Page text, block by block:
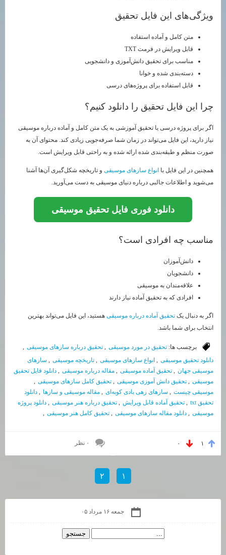
ویژگی‌های این فایل تحقیق
متن کامل و آماده استفاده
قابل ویرایش در فرمت TXT
مناسب برای تحقیق دانش‌آموزی و دانشجویی
دسته‌بندی شده و خوانا
قابل استفاده برای پروژه‌های درسی
چرا این فایل تحقیق را دانلود کنیم؟
اگر برای پروژه درسی یا تحقیق آموزشی به یک متن کامل و آماده درباره موسیقی
نیاز دارید، این فایل می‌تواند در زمان شما صرفه‌جویی زیادی کند. محتوای آن به
صورت منظم و طبقه‌بندی شده ارائه شده و به راحتی قابل ویرایش است.
همچنین در این فایل با انواع سازهای موسیقی و تاریخچه شکل‌گیری آن‌ها آشنا
می‌شوید و اطلاعات جالبی درباره دنیای موسیقی به دست می‌آورید.
دانلود فوری فایل تحقیق موسیقی
مناسب چه افرادی است؟
دانش‌آموزان
دانشجویان
علاقه‌مندان به موسیقی
افرادی که به تحقیق آماده نیاز دارند
اگر به دنبال یک تحقیق آماده درباره موسیقی هستید، این فایل می‌تواند بهترین
انتخاب برای شما باشد.
برچسب ها: تحقیق در مورد موسیقی , تحقیق درباره سازهای موسیقی ,
دانلود تحقیق موسیقی , انواع سازهای موسیقی , تاریخچه موسیقی , سازهای
موسیقی جهان , تحقیق آماده موسیقی , مقاله درباره موسیقی , دانلود فایل تحقیق
موسیقی , تحقیق دانش آموزی موسیقی , تحقیق کامل سازهای موسیقی ,
موسیقی چیست , سازهای زهی بادی کوبه‌ای , مقاله موسیقی و سازها , دانلود
تحقیق txt
, تحقیق آماده قابل ویرایش , تحقیق درباره هنر موسیقی , دانلود پروژه
موسیقی , دانلود مقاله سازهای موسیقی , تحقیق کامل هنر موسیقی ,
۱ ۰ ۰ نظر
۱ ۲
جمعه ۱۶ مرداد ۰۵